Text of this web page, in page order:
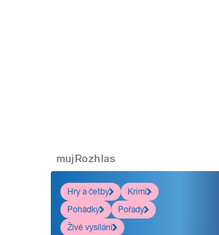
mujRozhlas
Hry a četby
Krimi
Pohádky
Pořady
Živé vysílání